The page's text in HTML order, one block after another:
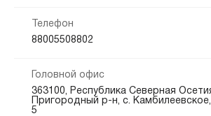
Телефон
88005508802
Головной офис
363100, Республика Северная
Пригородный р-н, с.
5